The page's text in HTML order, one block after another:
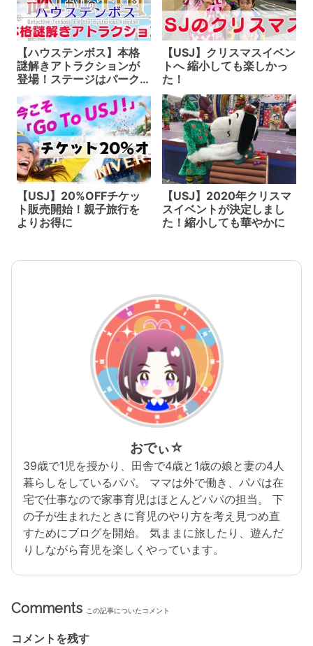
【ハウステンボス】本格
謎解きアトラクションが
登場！ステージはパーク
内全て
【USJ】クリスマスイベン
トへ 縮小しても楽しかっ
た！
【USJ】20%OFFチケッ
ト販売開始！親子旅行を
よりお得に
【USJ】2020年クリスマ
スイベントが決定しまし
た！縮小しても華やかに
おでぃ☆
39歳で1児を授かり、田舎で4歳と1歳の娘と妻の4人
暮らしをしているパパ。 ママは外で働き、パパは在
宅で仕事なので家事育児はほとんどパパの担当。 下
の子が生まれたときに育児のやり方を考え見つめ直
すためにブログを開始。 気ままに旅したり、遊んだ
りしながら育児を楽しくやっています。
Comments この記事についたコメント
コメントを残す